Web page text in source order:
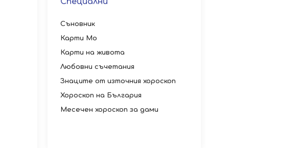
Съновник
Карти Мо
Карти на живота
Любовни съчетания
Знаците от източния хороскоп
Хороскоп на България
Месечен хороскоп за дами